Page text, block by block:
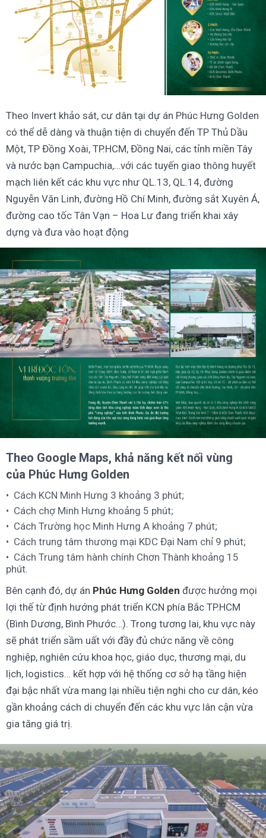
Theo Invert khảo sát, cư dân tại dự án Phúc Hưng Golden
có thể dễ dàng và thuận tiện di chuyển đến TP Thủ Dầu
Một, TP Đồng Xoài, TP.HCM, Đồng Nai, các tỉnh miền Tây
và nước bạn Campuchia,…với các tuyến giao thông huyết
mạch liên kết các khu vực như QL.13, QL.14, đường
Nguyễn Văn Linh, đường Hồ Chí Minh, đường sắt Xuyên Á,
đường cao tốc Tân Vạn – Hoa Lư đang triển khai xây
dựng và đưa vào hoạt động
Theo Google Maps, khả năng kết nối vùng
của Phúc Hưng Golden
Cách KCN Minh Hưng 3 khoảng 3 phút;
Cách chợ Minh Hưng khoảng 5 phút;
Cách Trường học Minh Hưng A khoảng 7 phút;
Cách trung tâm thương mại KDC Đại Nam chỉ 9 phút;
Cách Trung tâm hành chính Chơn Thành khoảng 15
phút.
Bên cạnh đó, dự án Phúc Hưng Golden được hưởng mọi
lợi thế từ định hướng phát triển KCN phía Bắc TP.HCM
(Bình Dương, Bình Phước…). Trong tương lai, khu vực này
sẽ phát triển sầm uất với đầy đủ chức năng về công
nghiệp, nghiên cứu khoa học, giáo dục, thương mại, du
lịch, logistics… kết hợp với hệ thống cơ sở hạ tầng hiện
đại bậc nhất vừa mang lại nhiều tiện nghi cho cư dân, kéo
gần khoảng cách di chuyển đến các khu vực lân cận vừa
gia tăng giá trị.